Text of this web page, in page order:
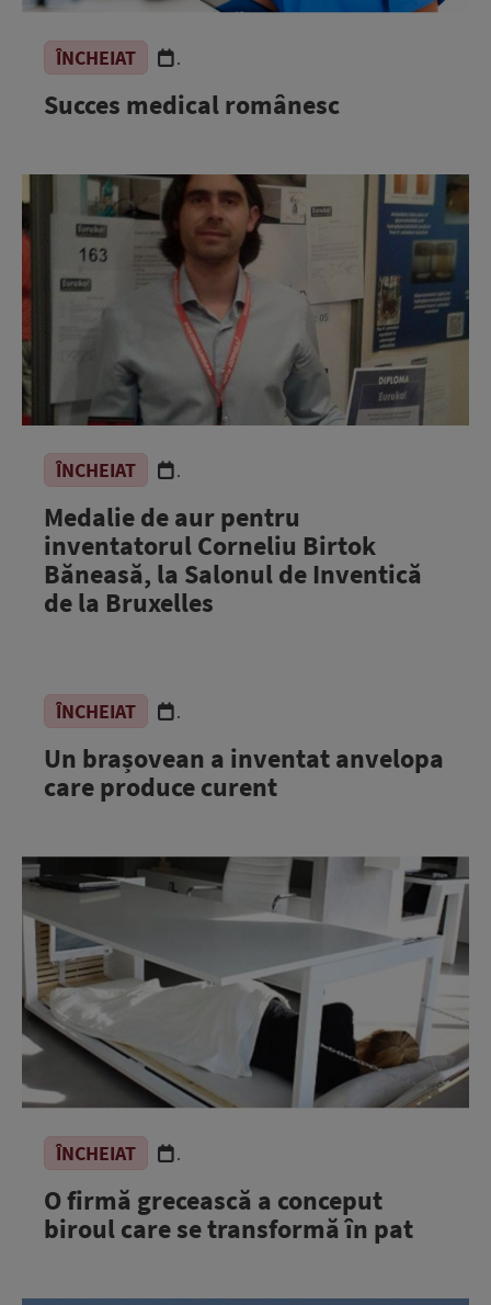
ÎNCHEIAT .
Succes medical românesc
ÎNCHEIAT .
Medalie de aur pentru
inventatorul Corneliu Birtok
Băneasă, la Salonul de Inventică
de la Bruxelles
ÎNCHEIAT .
Un brașovean a inventat anvelopa
care produce curent
ÎNCHEIAT .
O firmă grecească a conceput
biroul care se transformă în pat